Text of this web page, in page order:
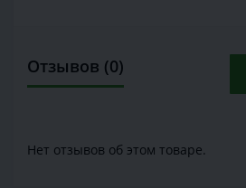
Отзывов (0)
Нет отзывов об этом товаре.